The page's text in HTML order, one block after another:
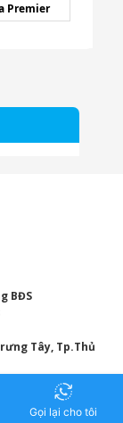
Premier
Gọi lại cho tôi
BĐS
Tây, Tp.Thủ